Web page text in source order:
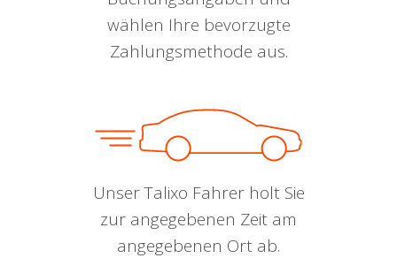
wählen Ihre bevorzugte
Zahlungsmethode aus.
Unser Talixo Fahrer holt Sie
zur angegebenen Zeit am
angegebenen Ort ab.